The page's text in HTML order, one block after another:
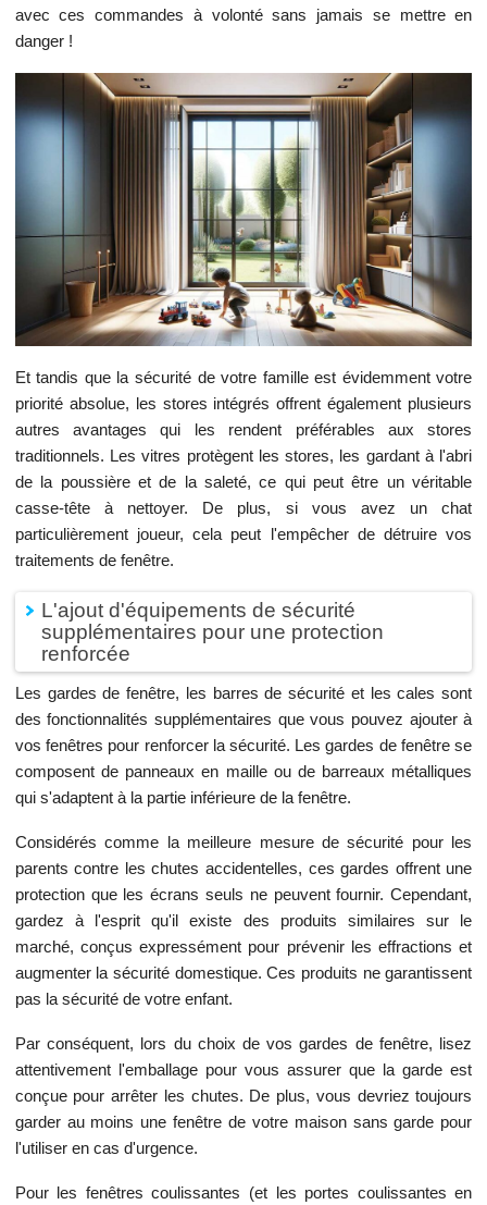
avec ces commandes à volonté sans jamais se mettre en
danger !
Et tandis que la sécurité de votre famille est évidemment votre
priorité absolue, les stores intégrés offrent également plusieurs
autres avantages qui les rendent préférables aux stores
traditionnels. Les vitres protègent les stores, les gardant à l'abri
de la poussière et de la saleté, ce qui peut être un véritable
casse-tête à nettoyer. De plus, si vous avez un chat
particulièrement joueur, cela peut l'empêcher de détruire vos
traitements de fenêtre.
L'ajout d'équipements de sécurité
supplémentaires pour une protection
renforcée
Les gardes de fenêtre, les barres de sécurité et les cales sont
des fonctionnalités supplémentaires que vous pouvez ajouter à
vos fenêtres pour renforcer la sécurité. Les gardes de fenêtre se
composent de panneaux en maille ou de barreaux métalliques
qui s'adaptent à la partie inférieure de la fenêtre.
Considérés comme la meilleure mesure de sécurité pour les
parents contre les chutes accidentelles, ces gardes offrent une
protection que les écrans seuls ne peuvent fournir. Cependant,
gardez à l'esprit qu'il existe des produits similaires sur le
marché, conçus expressément pour prévenir les effractions et
augmenter la sécurité domestique. Ces produits ne garantissent
pas la sécurité de votre enfant.
Par conséquent, lors du choix de vos gardes de fenêtre, lisez
attentivement l'emballage pour vous assurer que la garde est
conçue pour arrêter les chutes. De plus, vous devriez toujours
garder au moins une fenêtre de votre maison sans garde pour
l'utiliser en cas d'urgence.
Pour les fenêtres coulissantes (et les portes coulissantes en